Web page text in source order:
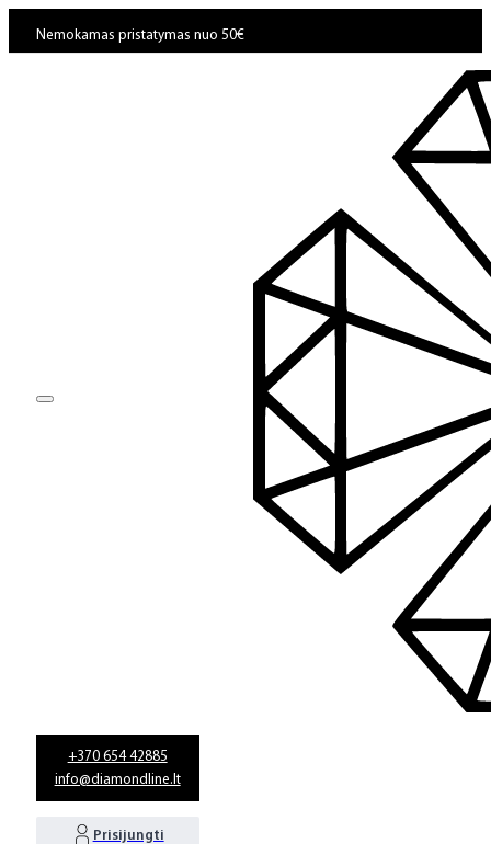
Nemokamas pristatymas nuo 50€
+370 654 42885
info@diamondline.lt
Prisijungti